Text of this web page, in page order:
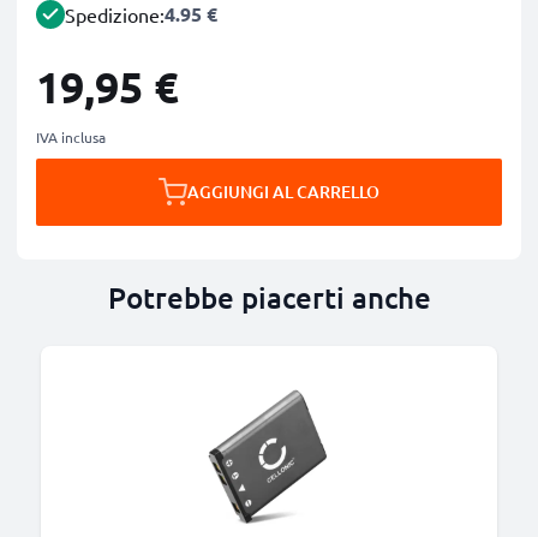
Spedizione:4.95 €
19,95 €
IVA inclusa
AGGIUNGI AL CARRELLO
Potrebbe piacerti anche